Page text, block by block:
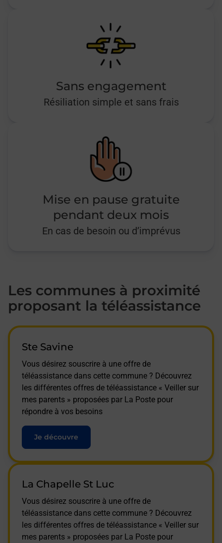
Sans engagement
Résiliation simple et sans frais
Mise en pause gratuite
pendant deux mois
En cas de besoin ou d’imprévus
Les communes à proximité
proposant la téléassistance
Ste Savine
Vous désirez souscrire à une offre de
téléassistance dans cette commune ? Découvrez
les différentes offres de téléassistance « Veiller sur
mes parents » proposées par La Poste pour
répondre à vos besoins
Je découvre
La Chapelle St Luc
Vous désirez souscrire à une offre de
téléassistance dans cette commune ? Découvrez
les différentes offres de téléassistance « Veiller sur
mes parents » proposées par La Poste pour